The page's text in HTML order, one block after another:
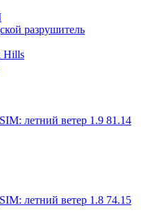
разрушитель
Hills
летний ветер 1.9 81.14
летний ветер 1.8 74.15